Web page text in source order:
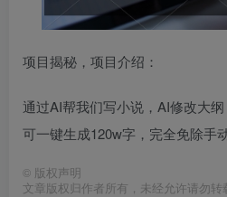
项目揭秘，项目介绍：
通过AI帮我们写小说，AI修改大
可一键生成120w字，完全免除手
© 版权声明
文章版权归作者所有，未经允许请勿转